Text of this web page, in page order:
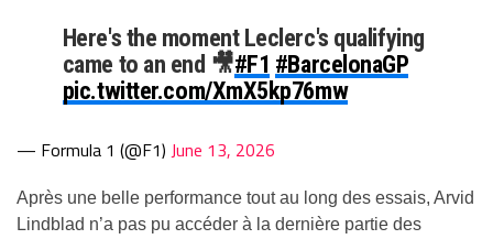
Here's the moment Leclerc's qualifying
came to an end 🎥#F1 #BarcelonaGP
pic.twitter.com/XmX5kp76mw
— Formula 1 (@F1) June 13, 2026
Après une belle performance tout au long des essais, Arvid
Lindblad n’a pas pu accéder à la dernière partie des